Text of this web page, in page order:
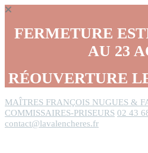
FERMETURE
AU 23
RÉOUVERTURE
MAÎTRES FRANÇOIS NUGUES &
COMMISSAIRES-PRISEURS 02 43
contact@lavalencheres.fr
Panneau de gestion des cookies